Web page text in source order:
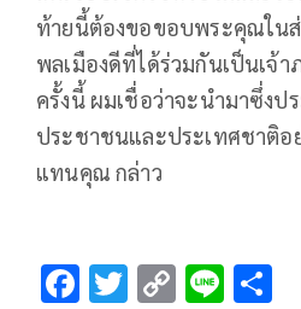
ท้ายนี้ต้องขอขอบพระคุณ​ใน
พลเมืองดีที่ได้ร่วมกันเป็นเจ้
ครั้งนี้​ ผมเชื่อว่าจะนำมาซึ่ง
ประชาชน​และประเทศชาติ​อ
แทน​คุณ​ กล่าว
F T C Li